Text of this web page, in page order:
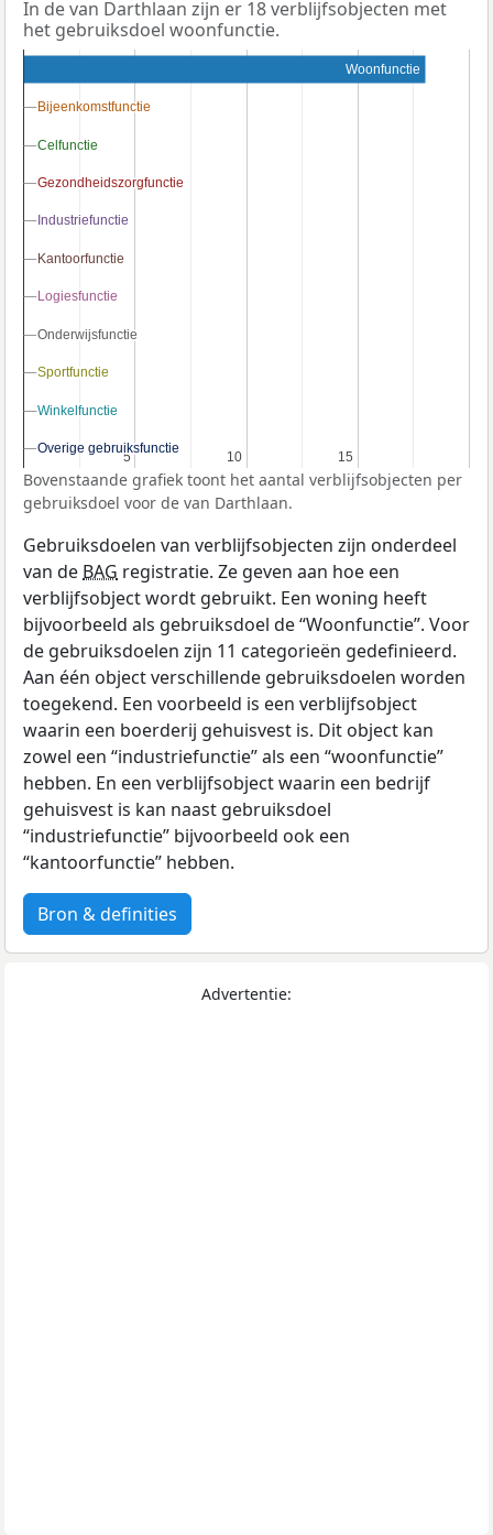
In de van Darthlaan zijn er 18 verblijfsobjecten met
het gebruiksdoel woonfunctie.
5
5 10
10 15
15
Woonfunctie
Bijeenkomstfunctie
Bijeenkomstfunctie
Celfunctie
Celfunctie
Gezondheidszorgfunctie
Gezondheidszorgfunctie
Industriefunctie
Industriefunctie
Kantoorfunctie
Kantoorfunctie
Logiesfunctie
Logiesfunctie
Onderwijsfunctie
Onderwijsfunctie
Sportfunctie
Sportfunctie
Winkelfunctie
Winkelfunctie
Overige gebruiksfunctie
Overige gebruiksfunctie
Bovenstaande grafiek toont het aantal verblijfsobjecten per
gebruiksdoel voor de van Darthlaan.
Gebruiksdoelen van verblijfsobjecten zijn onderdeel
van de BAG registratie. Ze geven aan hoe een
verblijfsobject wordt gebruikt. Een woning heeft
bijvoorbeeld als gebruiksdoel de “Woonfunctie”. Voor
de gebruiksdoelen zijn 11 categorieën gedefinieerd.
Aan één object verschillende gebruiksdoelen worden
toegekend. Een voorbeeld is een verblijfsobject
waarin een boerderij gehuisvest is. Dit object kan
zowel een “industriefunctie” als een “woonfunctie”
hebben. En een verblijfsobject waarin een bedrijf
gehuisvest is kan naast gebruiksdoel
“industriefunctie” bijvoorbeeld ook een
“kantoorfunctie” hebben.
Bron & definities
Advertentie: